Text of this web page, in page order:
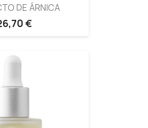
DE ÁRNICA
€